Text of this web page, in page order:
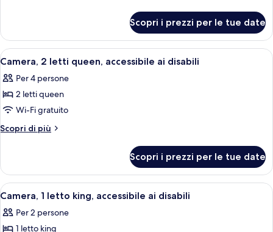
disabili
accessibile
ai
disabili
Scopri i prezzi per le tue date
Apri
tutte
le
foto
per
Camera,
queen,
accessibile
ai
disabili
Una camera d'albergo con due letti,
6
Camera, 2 letti queen, accessibile ai disabili
Per 4 persone
2 letti queen
Wi-Fi gratuito
Scopri di più
Altri
2
letti
queen,
ai
disabili
Scopri i prezzi per le tue date
Apri
tutte
le
Una camera d'albergo con un letto
5
Camera, 1 letto king, accessibile ai disabili
Per 2 persone
1 letto king